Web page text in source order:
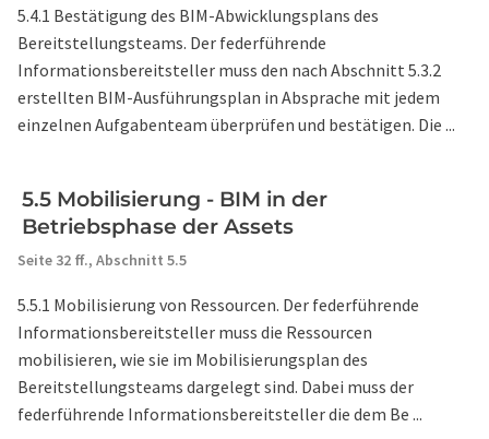
5.4.1 Bestätigung des BIM-Abwicklungsplans des
Bereitstellungsteams. Der federführende
Informationsbereitsteller muss den nach Abschnitt 5.3.2
erstellten BIM-Ausführungsplan in Absprache mit jedem
einzelnen Aufgabenteam überprüfen und bestätigen. Die ...
5.5 Mobilisierung - BIM in der
Betriebsphase der Assets
Seite 32 ff., Abschnitt 5.5
5.5.1 Mobilisierung von Ressourcen. Der federführende
Informationsbereitsteller muss die Ressourcen
mobilisieren, wie sie im Mobilisierungsplan des
Bereitstellungsteams dargelegt sind. Dabei muss der
federführende Informationsbereitsteller die dem Be ...